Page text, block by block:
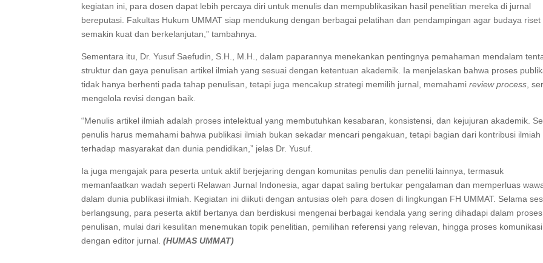
kegiatan ini, para dosen dapat lebih percaya diri untuk menulis dan mempublikasikan hasil penelitian mereka di jurnal
bereputasi. Fakultas Hukum UMMAT siap mendukung dengan berbagai pelatihan dan pendampingan agar budaya riset
semakin kuat dan berkelanjutan,” tambahnya.
Sementara itu, Dr. Yusuf Saefudin, S.H., M.H., dalam paparannya menekankan pentingnya pemahaman mendalam
struktur dan gaya penulisan artikel ilmiah yang sesuai dengan ketentuan akademik. Ia menjelaskan bahwa proses
tidak hanya berhenti pada tahap penulisan, tetapi juga mencakup strategi memilih jurnal, memahamireview process ,
mengelola revisi dengan baik.
“Menulis artikel ilmiah adalah proses intelektual yang membutuhkan kesabaran, konsistensi, dan kejujuran akademik.
penulis harus memahami bahwa publikasi ilmiah bukan sekadar mencari pengakuan, tetapi bagian dari kontribusi ilmiah
terhadap masyarakat dan dunia pendidikan,” jelas Dr. Yusuf.
Ia juga mengajak para peserta untuk aktif berjejaring dengan komunitas penulis dan peneliti lainnya, termasuk
memanfaatkan wadah seperti Relawan Jurnal Indonesia, agar dapat saling bertukar pengalaman dan memperluas
dalam dunia publikasi ilmiah. Kegiatan ini diikuti dengan antusias oleh para dosen di lingkungan FH UMMAT. Selama
berlangsung, para peserta aktif bertanya dan berdiskusi mengenai berbagai kendala yang sering dihadapi dalam proses
penulisan, mulai dari kesulitan menemukan topik penelitian, pemilihan referensi yang relevan, hingga proses komunikasi
dengan editor jurnal.(HUMAS UMMAT)